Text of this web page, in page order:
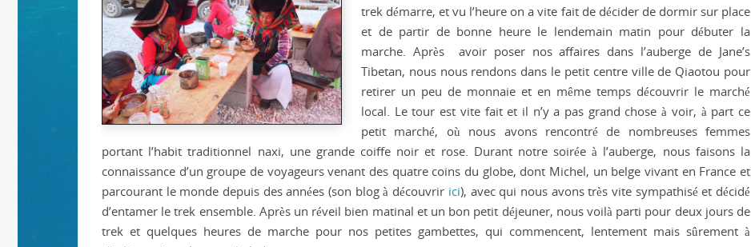
trek démarre, et vu l’heure on a vite fait de décider de dormir sur place
et de partir de bonne heure le lendemain matin pour débuter la
marche. Après avoir poser nos affaires dans l’auberge de Jane’s
Tibetan, nous nous rendons dans le petit centre ville de Qiaotou pour
retirer un peu de monnaie et en même temps découvrir le marché
local. Le tour est vite fait et il n’y a pas grand chose à voir, à part ce
petit marché, où nous avons rencontré de nombreuses femmes
portant l’habit traditionnel naxi, une grande coiffe noir et rose. Durant notre soirée à l’auberge, nous faisons la
connaissance d’un groupe de voyageurs venant des quatre coins du globe, dont Michel, un belge vivant en France et
parcourant le monde depuis des années (son blog à découvrir ici), avec qui nous avons très vite sympathisé et décidé
d’entamer le trek ensemble. Après un réveil bien matinal et un bon petit déjeuner, nous voilà parti pour deux jours de
trek et quelques heures de marche pour nos petites gambettes, qui commencent, lentement mais sûrement à